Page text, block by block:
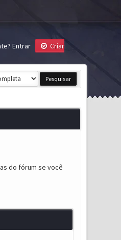
Entrar
Criar
do fórum se você